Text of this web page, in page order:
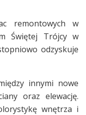
remontowych w
Świętej Trójcy w
odzyskuje
innymi nowe
oraz elewację.
wnętrza i